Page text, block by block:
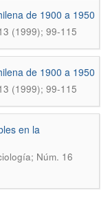
de 1900 a 1950
(1999); 99-115
de 1900 a 1950
(1999); 99-115
en la
Núm. 16